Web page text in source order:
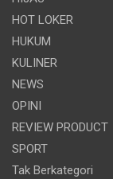
HOT LOKER
HUKUM
KULINER
NEWS
OPINI
REVIEW PRODUCT
SPORT
Tak Berkategori